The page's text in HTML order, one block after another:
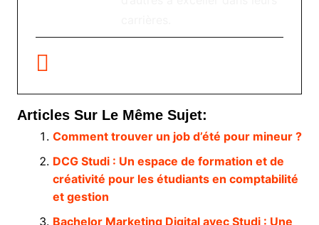
Articles Sur Le Même Sujet:
Comment trouver un job d’été pour mineur ?
DCG Studi : Un espace de formation et de
créativité pour les étudiants en comptabilité
et gestion
Bachelor Marketing Digital avec Studi : Une